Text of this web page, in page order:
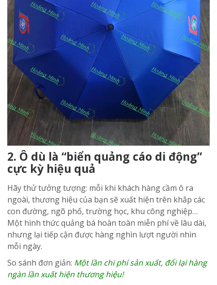
2. Ô dù là “biển quảng cáo di động”
cực kỳ hiệu quả
Hãy thử tưởng tượng: mỗi khi khách hàng cầm ô ra
ngoài, thương hiệu của bạn sẽ xuất hiện trên khắp các
con đường, ngõ phố, trường học, khu công nghiệp…
Một hình thức quảng bá hoàn toàn miễn phí về lâu dài,
nhưng lại tiếp cận được hàng nghìn lượt người nhìn
mỗi ngày.
So sánh đơn giản: Một lần chi phí sản xuất, đổi lại hàng
ngàn lần xuất hiện thương hiệu!